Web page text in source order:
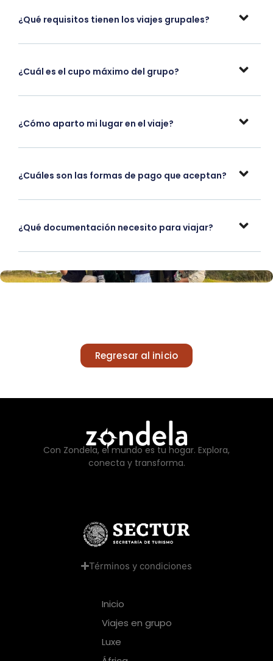
¿Qué requisitos tienen los viajes grupales?
¿Cuál es el cupo máximo del grupo?
¿Cómo aparto mi lugar en el viaje?
¿Cuáles son las formas de pago que aceptan?
¿Qué documentación necesito para viajar?
Regresar al inicio
Con Zondela, el mundo es tu hogar. Explora,
conecta y transforma.
Términos y condiciones
Inicio
Viajes en grupo
Luxe